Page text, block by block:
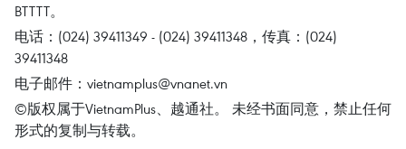
BTTTT。
电话：(024) 39411349 - (024) 39411348，传真：(024)
39411348
电子邮件： vietnamplus@vnanet.vn
©版权属于VietnamPlus、越通社。 未经书面同意，禁止任何
形式的复制与转载。